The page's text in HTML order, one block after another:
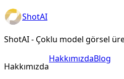
ShotAI
ShotAI - Çoklu model görsel
Hakkımızda
HakkımızdaBlog